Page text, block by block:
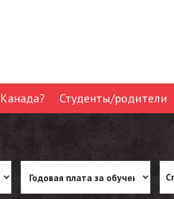
Студенты/родители